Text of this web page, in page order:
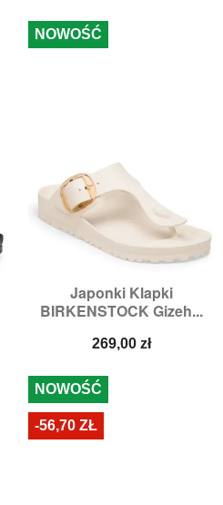
Japonki Klapki
BIRKENSTOCK Gizeh...
Cena
269,00 zł
NOWOŚĆ
NOWOŚĆ
-56,70 ZŁ